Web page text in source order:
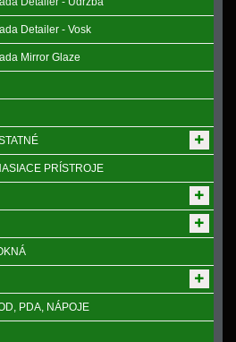
Detailer - Vosk
Mirror Glaze
PRÍSTROJE
PDA, NÁPOJE